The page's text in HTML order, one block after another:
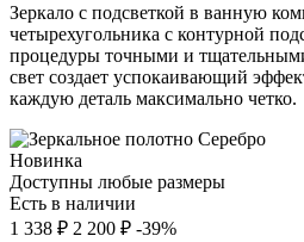
Зеркало с подсветкой в ванную
четырехугольника с контурной
процедуры точными и
свет создает успокаивающий
каждую деталь максимально четко.
Новинка
Доступны любые размеры
Есть в наличии
1 338 ₽ 2 200 ₽ -39%